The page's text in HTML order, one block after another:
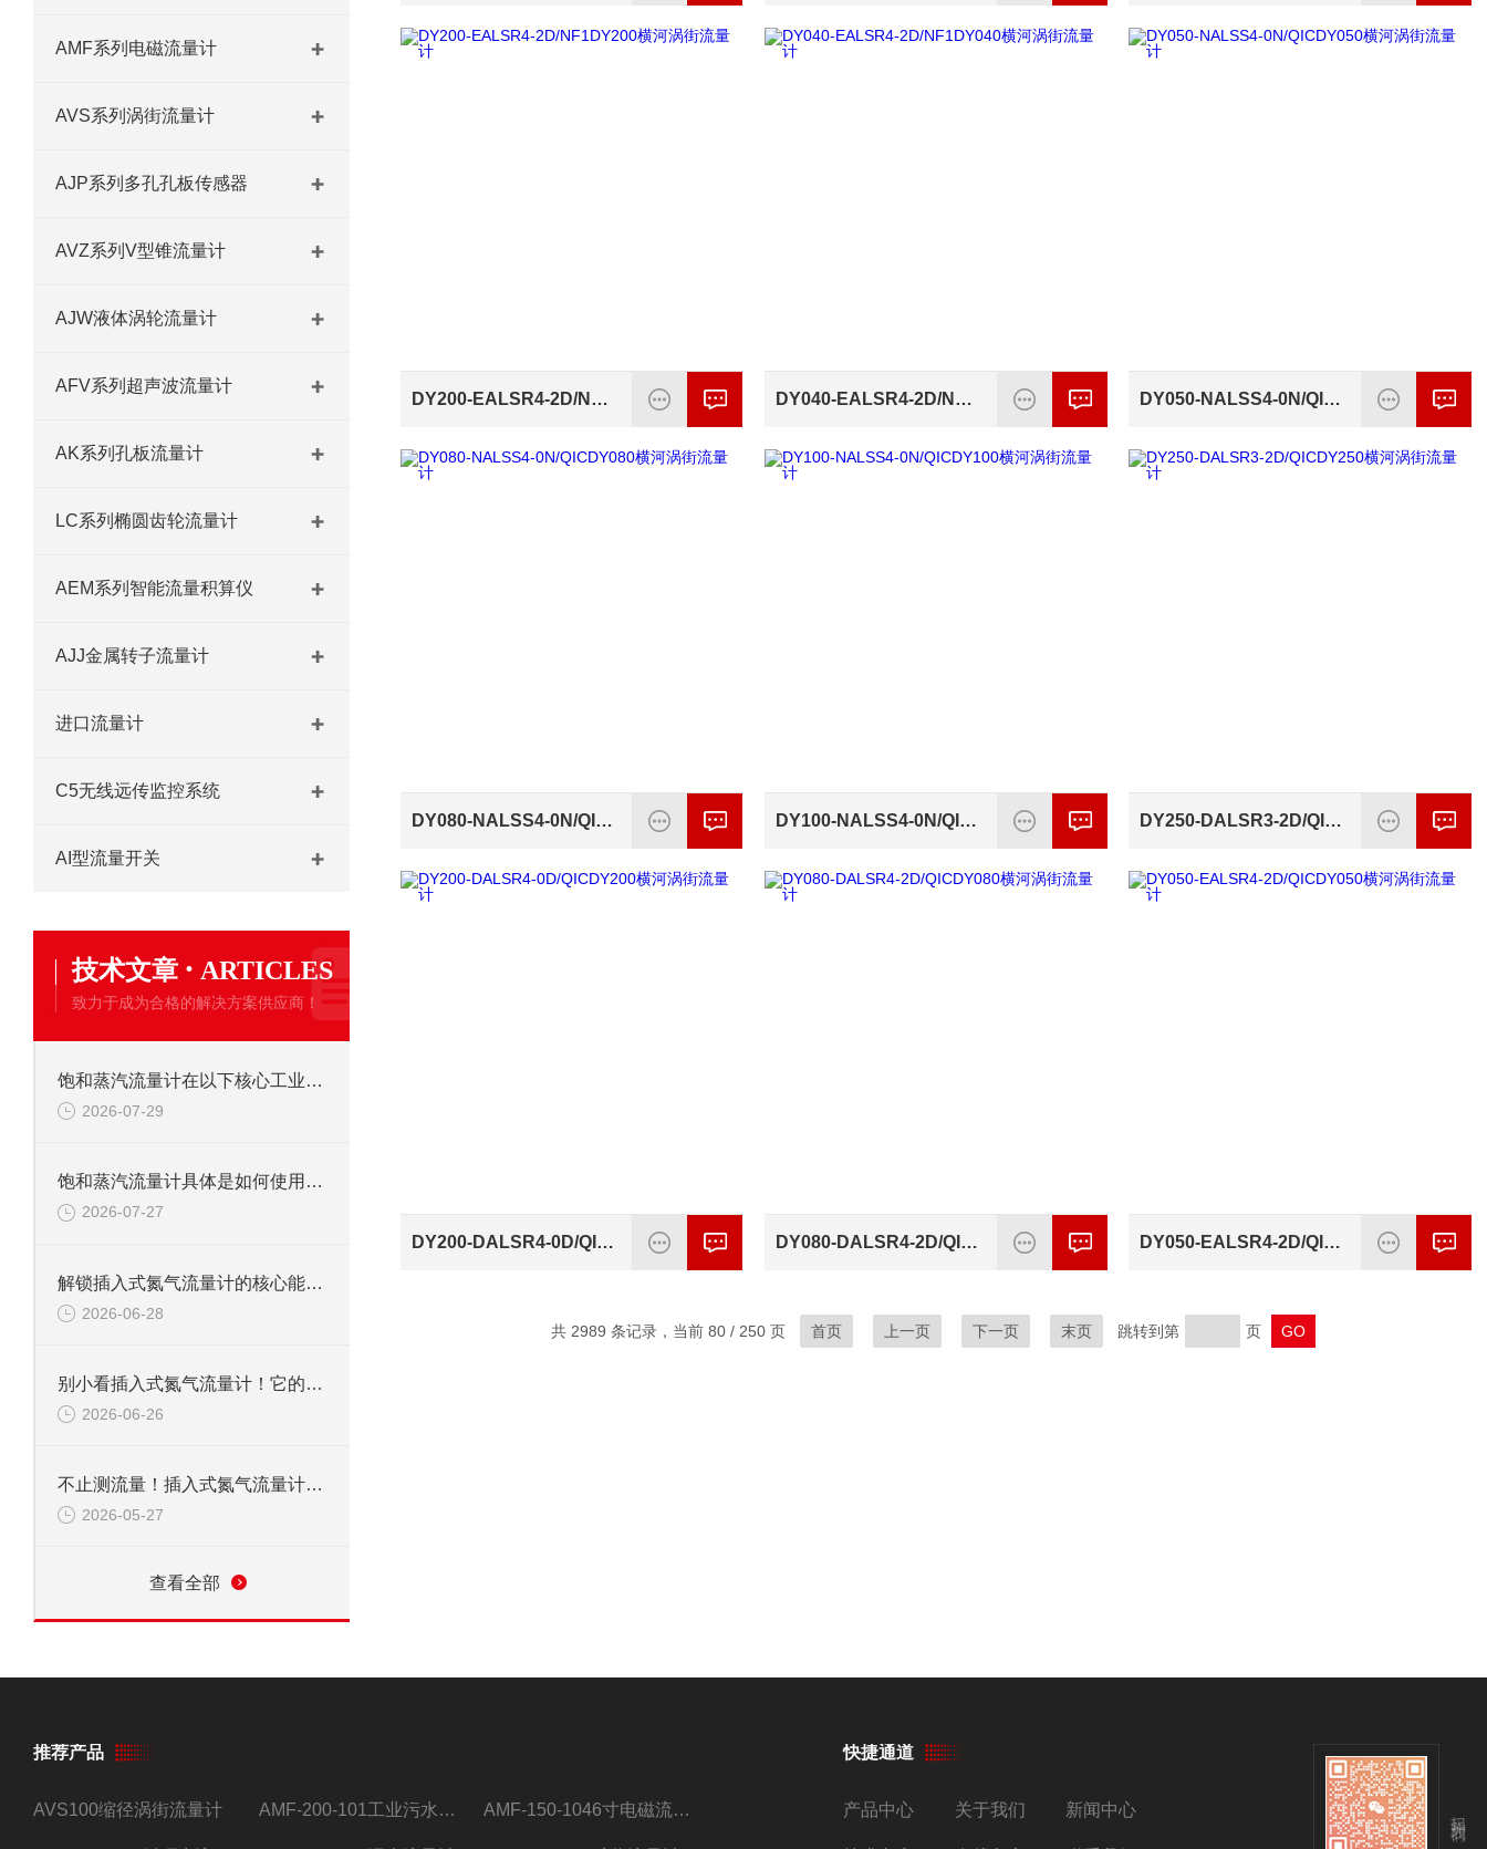
AMF系列电磁流量计
AVS系列涡街流量计
AJP系列多孔孔板传感器
AVZ系列V型锥流量计
AJW液体涡轮流量计
AFV系列超声波流量计
AK系列孔板流量计
LC系列椭圆齿轮流量计
AEM系列智能流量积算仪
AJJ金属转子流量计
进口流量计
C5无线远传监控系统
AI型流量开关
技术文章 · ARTICLES
致力于成为合格的解决方案供应商！
饱和蒸汽流量计在以下核心工业领域发挥着关键作用
2026-07-29
饱和蒸汽流量计具体是如何使用的呢？
2026-07-27
解锁插入式氮气流量计的核心能力：它如何为氮气计量“保驾护航”？
2026-06-28
别小看插入式氮气流量计！它的应用范围，远超你想象
2026-06-26
不止测流量！插入式氮气流量计，到底能覆盖多少关键领域？
2026-05-27
查看全部
DY200-EALSR4-2D/NF1DY200横河涡街流量计 DY040-EALSR4-2D/NF1DY040横河涡街流量计 DY050-NALSS4-0N/QICDY050横河涡街流量计
DY080-NALSS4-0N/QICDY080横河涡街流量计 DY100-NALSS4-0N/QICDY100横河涡街流量计 DY250-DALSR3-2D/QICDY250横河涡街流量计
DY200-DALSR4-0D/QICDY200横河涡街流量计 DY080-DALSR4-2D/QICDY080横河涡街流量计 DY050-EALSR4-2D/QICDY050横河涡街流量计
共 2989 条记录，当前 80 / 250 页 首页 上一页 下一页 末页 跳转到第 页
推荐产品
AVS100缩径涡街流量计 AMF-200-101工业污水流量计 AMF-150-1046寸电磁流量计
快捷通道
产品中心 关于我们 新闻中心